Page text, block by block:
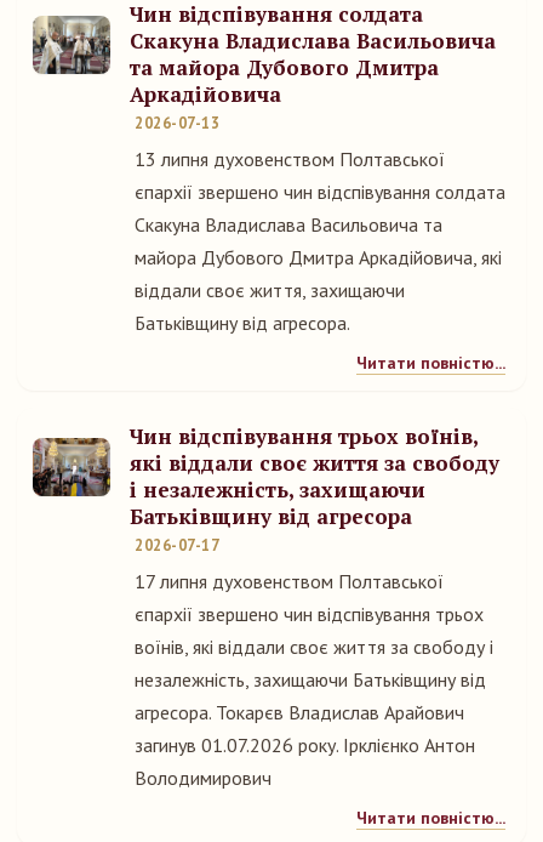
Чин відспівування солдата
Скакуна Владислава Васильовича
та майора Дубового Дмитра
Аркадійовича
2026-07-13
13 липня духовенством Полтавської
єпархії звершено чин відспівування солдата
Скакуна Владислава Васильовича та
майора Дубового Дмитра Аркадійовича, які
віддали своє життя, захищаючи
Батьківщину від агресора.
Читати повністю...
Чин відспівування трьох воїнів,
які віддали своє життя за свободу
і незалежність, захищаючи
Батьківщину від агресора
2026-07-17
17 липня духовенством Полтавської
єпархії звершено чин відспівування трьох
воїнів, які віддали своє життя за свободу і
незалежність, захищаючи Батьківщину від
агресора. Токарєв Владислав Арайович
загинув 01.07.2026 року. Ірклієнко Антон
Володимирович
Читати повністю...